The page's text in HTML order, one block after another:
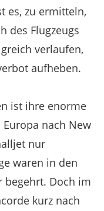
es, zu ermitteln,
des Flugzeugs
verlaufen,
aufheben.
ist ihre enorme
nach New
nur
waren in den
begehrt. Doch im
kurz nach